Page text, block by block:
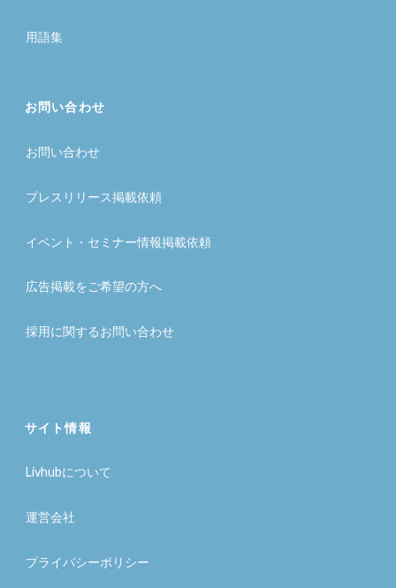
用語集
お問い合わせ
お問い合わせ
プレスリリース掲載依頼
イベント・セミナー情報掲載依頼
広告掲載をご希望の方へ
採用に関するお問い合わせ
サイト情報
Livhubについて
運営会社
プライバシーポリシー